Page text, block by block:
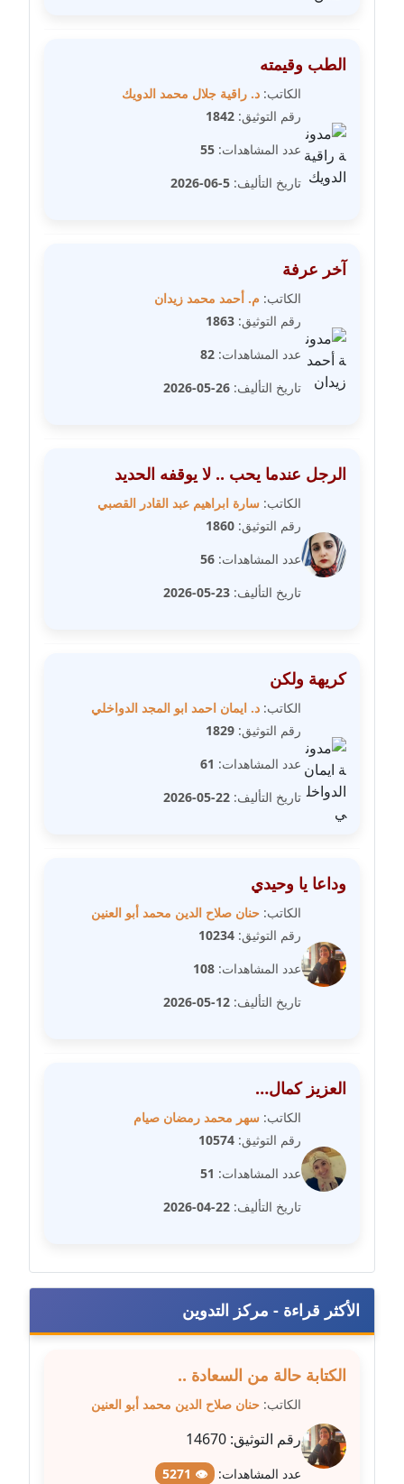
مدونة زينب حمدي
عاملة
عاملة
مدونة سارة سعيد
عاملة
مدونة سالي علاء الدين
عاملة
مدونة سامح طلعت
عاملة
مدونة سامح فرج
عاملة
مدونة سحر حسب الله
عاملة
مدونة سعاد سيد
مدونة سلوى بدران
عاملة
مدونة سلوي جلال
مدونة سماح حامد
عاملة
مدونة سمر ابراهيم
مدونة سهام كمال
عاملة
مدونة سهر صيام
عاملة
مدونة سهى الضاوي
عاملة
الطب وقيمته
الكاتب: د. راقية جلال محمد الدويك
رقم التوثيق: 1842
عدد المشاهدات: 55
تاريخ التأليف: 5-06-2026
آخر عرفة
الكاتب: م. أحمد محمد زيدان
رقم التوثيق: 1863
عدد المشاهدات: 82
تاريخ التأليف: 26-05-2026
الرجل عندما يحب .. لا يوقفه الحديد
الكاتب: سارة ابراهيم عبد القادر القصبي
رقم التوثيق: 1860
عدد المشاهدات: 56
تاريخ التأليف: 23-05-2026
كريهة ولكن
الكاتب: د. ايمان احمد ابو المجد الدواخلي
رقم التوثيق: 1829
عدد المشاهدات: 61
تاريخ التأليف: 22-05-2026
وداعا يا وحيدي
الكاتب: حنان صلاح الدين محمد أبو العنين
رقم التوثيق: 10234
عدد المشاهدات: 108
تاريخ التأليف: 12-05-2026
العزيز كمال…
الكاتب: سهر محمد رمضان صيام
رقم التوثيق: 10574
عدد المشاهدات: 51
تاريخ التأليف: 22-04-2026
الأكثر قراءة - مركز التدوين
الكتابة حالة من السعادة ..
الكاتب: حنان صلاح الدين محمد أبو العنين
رقم التوثيق: 14670
عدد المشاهدات: 👁 5271